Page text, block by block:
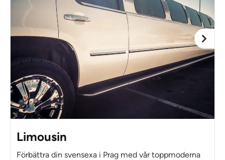
Limousin
Förbättra din svensexa i Prag med vår toppmoderna